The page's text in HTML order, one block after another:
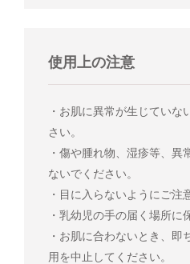
使用上の注意
・お肌に異常が生じていな
さい。
・傷や腫れ物、湿疹等、異
ないでください。
・目に入らないようにご注
・乳幼児の手の届く場所に
・お肌に合わないとき、即
用を中止してください。